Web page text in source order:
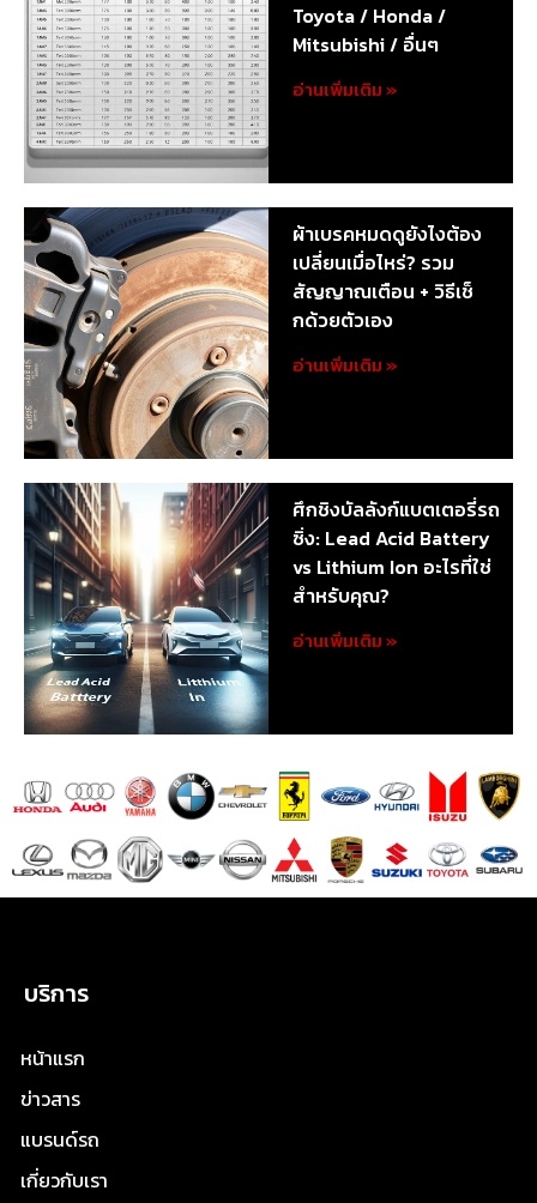
Toyota / Honda /
Mitsubishi / อื่นๆ
อ่านเพิ่มเติม »
ผ้าเบรคหมดดูยังไงต้อง
เปลี่ยนเมื่อไหร่? รวม
สัญญาณเตือน + วิธีเช็
กด้วยตัวเอง
อ่านเพิ่มเติม »
ศึกชิงบัลลังก์แบตเตอรี่รถ
ซิ่ง: Lead Acid Battery
vs Lithium Ion อะไรที่ใช่
สำหรับคุณ?
อ่านเพิ่มเติม »
บริการ
หน้าแรก
ข่าวสาร
แบรนด์รถ
เกี่ยวกับเรา